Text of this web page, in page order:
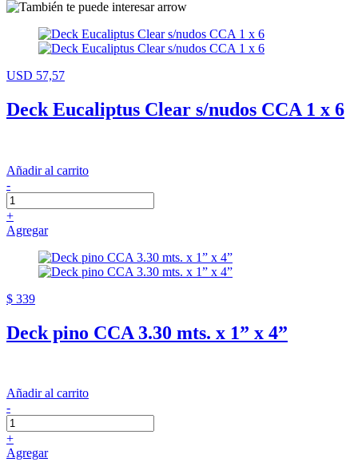
USD 57,57
Deck Eucaliptus Clear s/nudos CCA 1 x 6
Añadir al carrito
-
+
Agregar
$ 339
Deck pino CCA 3.30 mts. x 1” x 4”
Añadir al carrito
-
+
Agregar